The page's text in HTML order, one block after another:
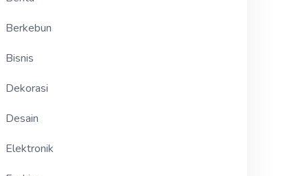
Berkebun
Bisnis
Dekorasi
Desain
Elektronik